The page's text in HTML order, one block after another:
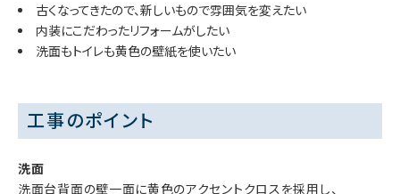
古くなってきたので、新しいもので雰囲気を変えたい
内装にこだわったリフォームがしたい
洗面もトイレも黄色の壁紙を使いたい
工事のポイント
洗面
洗面台背面の壁一面に黄色のアクセントクロスを採用し、